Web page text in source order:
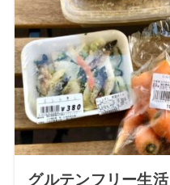
グルテンフリー生活